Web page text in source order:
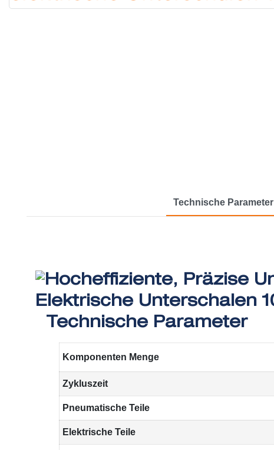
Technische Parameter
Technische Parameter
Komponenten Menge
Zykluszeit
Pneumatische Teile
Elektrische Teile